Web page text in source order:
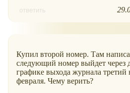
ответить
Купил второй номер. Там
следующий номер выйдет через
графике выхода журнала
февраля. Чему верить?